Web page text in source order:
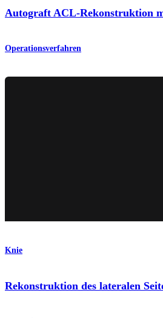
Autograft ACL-Rekonstruktion
Operationsverfahren
Knie
Rekonstruktion des lateralen